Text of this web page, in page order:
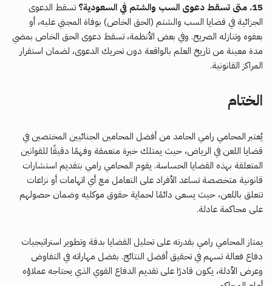
15. متى تسقط دعوى السب والشتم في السعودية؟
تسقط الدعوى
الجزائية في قضايا السب والشتم (الحق الخاص) بوفاة المجني عليه، أو
بعفوه وتنازله الصريح. وفي بعض الأنظمة، تسقط دعوى الحق الخاص بمضي
مدة معينة من تاريخ العلم بالواقعة دون تحريك الدعوى، لضمان استقرار
المراكز القانونية.
الختام
يُعتبر المحامي رامي الحامد من أفضل المحامين الجنائيين المختصين في
قضايا اللعن في الرياض، حيث يمتلك خبرة متعمقة وفهمًا دقيقًا للقوانين
المتعلقة بهذه القضايا الحساسة. يقوم المحامي رامي بتقديم استشارات
قانونية متخصصة تساعد الأفراد على التعامل مع أي اتهامات أو نزاعات
تتعلق باللعن، حيث يسعى دائمًا لحماية حقوق موكليه وضمان حصولهم
على محاكمة عادلة.
يمتاز المحامي رامي بقدرته على تحليل القضايا بدقة وتطوير استراتيجيات
دفاع فعالة تسهم في تحقيق أفضل النتائج. بفضل مهاراته في التفاوض
وعرض الأدلة، يكون قادرًا على تقديم الدفاع القوي الذي يحتاجه عملاؤه